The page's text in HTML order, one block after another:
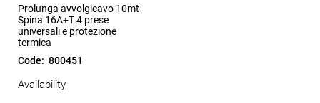
Prolunga avvolgicavo 10mt
Spina 16A+T 4 prese
universali e protezione
termica
Code: 800451
Availability